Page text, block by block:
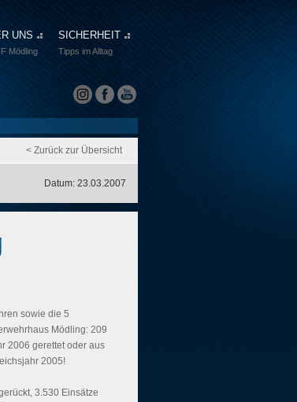
UNS
Mödling
SICHERHEIT
Tipps im Alltag
< Zurück zur Übersicht
Datum: 23.03.2007
sowie die 5
Mödling: 209
2006 gerettet oder aus
2005!
3.530 Einsätze